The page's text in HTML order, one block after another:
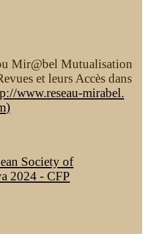
Mir@bel Mutualisation
et leurs Accès dans
www.reseau-mirabel.
)
Society of
2024 - CFP